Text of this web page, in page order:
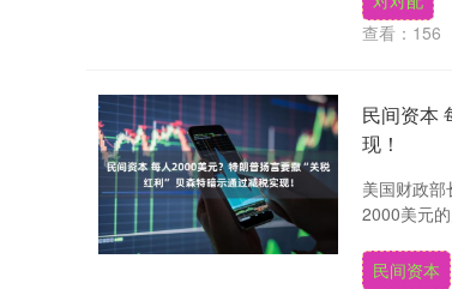
查看： 156
民间资本
现！
美国财政部
2000美元
民间资本